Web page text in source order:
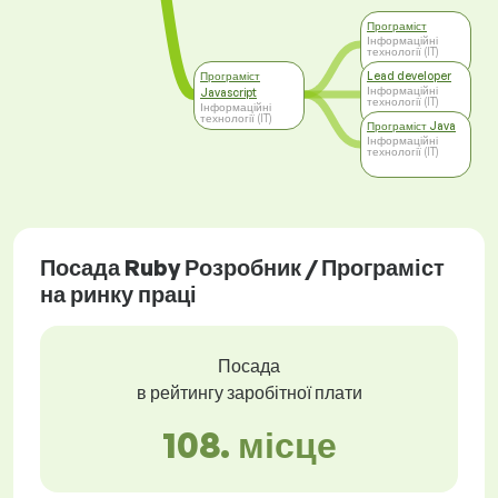
Програміст
Javascript
Інформаційні
технології (IT)
Програміст
Інформаційні
технології (IT)
Lead developer
Інформаційні
технології (IT)
Програміст Java
Інформаційні
технології (IT)
Посада Ruby Розробник / Програміст
на ринку праці
Посада
в рейтингу заробітної плати
108. місце